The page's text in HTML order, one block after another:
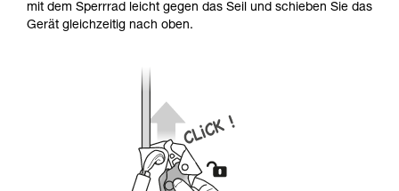
mit dem Sperrrad leicht gegen das Seil und schieben Sie das
Gerät gleichzeitig nach oben.